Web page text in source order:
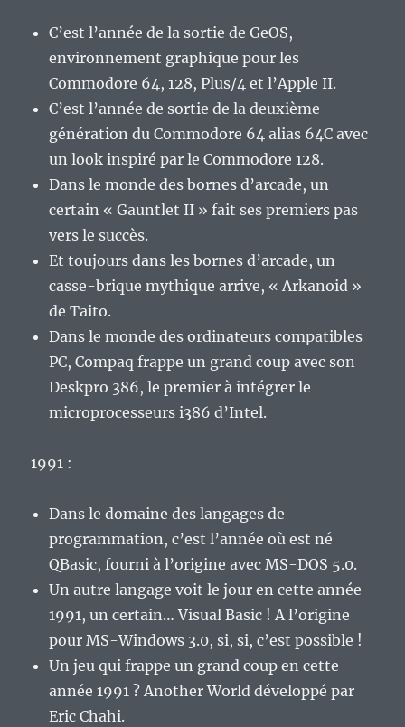
C’est l’année de la sortie de GeOS,
environnement graphique pour les
Commodore 64, 128, Plus/4 et l’Apple II.
C’est l’année de sortie de la deuxième
génération du Commodore 64 alias 64C avec
un look inspiré par le Commodore 128.
Dans le monde des bornes d’arcade, un
certain « Gauntlet II » fait ses premiers pas
vers le succès.
Et toujours dans les bornes d’arcade, un
casse-brique mythique arrive, « Arkanoid »
de Taito.
Dans le monde des ordinateurs compatibles
PC, Compaq frappe un grand coup avec son
Deskpro 386, le premier à intégrer le
microprocesseurs i386 d’Intel.
1991 :
Dans le domaine des langages de
programmation, c’est l’année où est né
QBasic, fourni à l’origine avec MS-DOS 5.0.
Un autre langage voit le jour en cette année
1991, un certain… Visual Basic ! A l’origine
pour MS-Windows 3.0, si, si, c’est possible !
Un jeu qui frappe un grand coup en cette
année 1991 ? Another World développé par
Eric Chahi.